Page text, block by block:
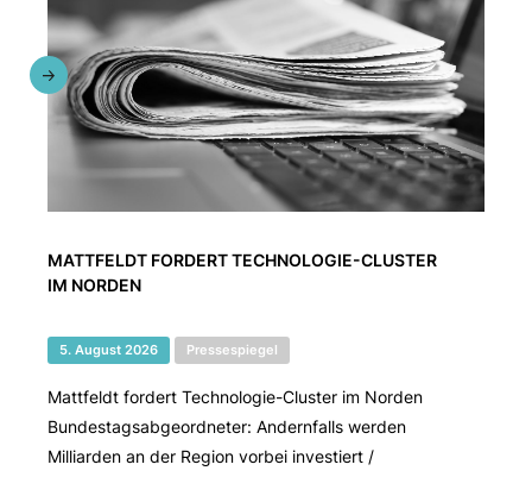
MATTFELDT FORDERT TECHNOLOGIE-CLUSTER
IM NORDEN
5. August 2026 Pressespiegel
Mattfeldt fordert Technologie-Cluster im Norden
Bundestagsabgeordneter: Andernfalls werden
Milliarden an der Region vorbei investiert /